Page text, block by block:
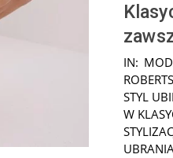
2025-
08-
19
IN:
ROBERTS
STYL
W